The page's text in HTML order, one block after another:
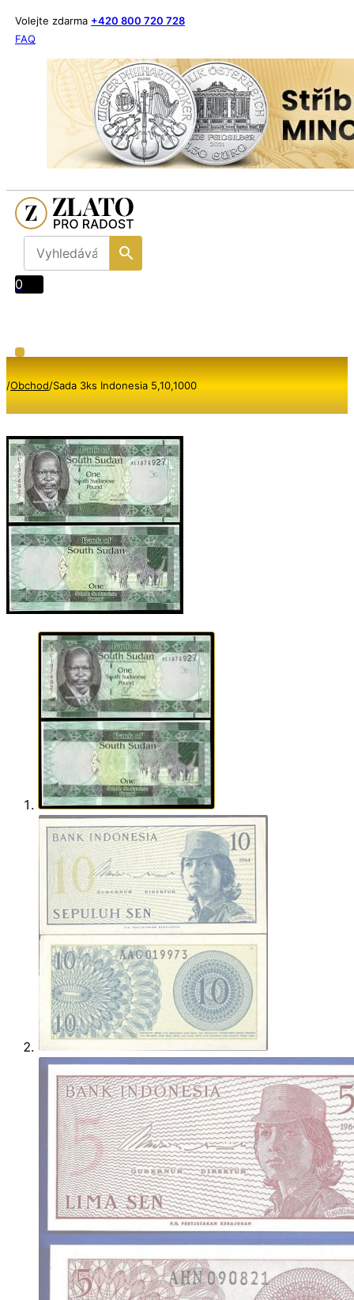
Volejte zdarma +420 800 720 728
FAQ
0
/Obchod/Sada 3ks Indonesia 5,10,1000